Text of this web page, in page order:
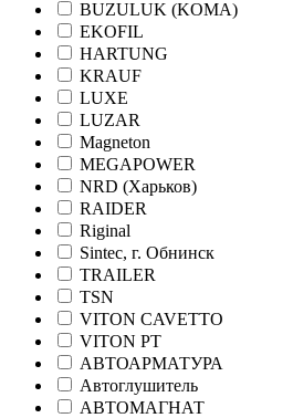
BUZULUK (KOMA)
EKOFIL
HARTUNG
KRAUF
LUXE
LUZAR
Magneton
MEGAPOWER
NRD (Харьков)
RAIDER
Riginal
Sintec, г. Обнинск
TRAILER
TSN
VITON CAVETTO
VITON РТ
АВТОАРМАТУРА
Автоглушитель
АВТОМАГНАТ